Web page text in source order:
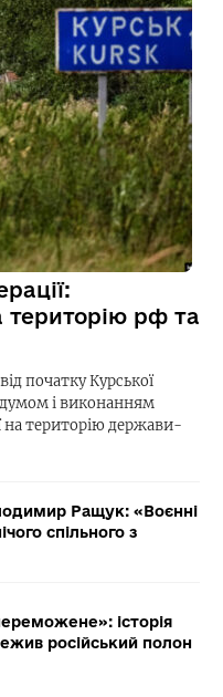
територію рф та
початку Курської
і виконанням
на територію держави-
Ращук: «Воєнні
спільного з
історія
російський полон